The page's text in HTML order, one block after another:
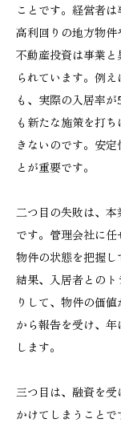
ことです。経営者
高利回りの地方物件
不動産投資は事業
られています。例
も、実際の入居率
も新たな施策を打
きないのです。安
とが重要です。
二つ目の失敗は、
です。管理会社に任
物件の状態を把握
結果、入居者との
りして、物件の価
から報告を受け、
します。
三つ目は、融資を
かけてしまうこと